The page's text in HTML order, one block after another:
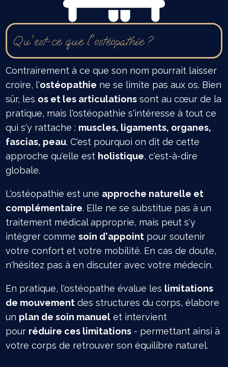
Qu'est-ce que l'ostéopathie ?
Contrairement à ce que son nom pourrait laisser
croire, l'ostéopathie ne se limite pas aux os. Bien
sûr, les os et les articulations sont au cœur de la
pratique, mais l'ostéopathie s'intéresse à tout ce
qui s'y rattache : muscles, ligaments, organes,
fascias, peau. C'est pourquoi on dit de cette
approche qu'elle est holistique, c'est-à-dire
globale.
L'ostéopathie est une approche naturelle et
complémentaire. Elle ne se substitue pas à un
traitement médical approprie, mais peut s'y
intègrer commesoin d'appoint pour soutenir
votre confort et votre mobilité. En cas de doute,
n'hésitez pas à en discuter avec votre médecin.
En pratique, l'ostéopathe évalue les limitations
de mouvement des structures du corps, élabore
un plan de soin manuel et intervient
pour réduire ces limitations - permettant ainsi à
votre corps de retrouver son équilibre naturel.